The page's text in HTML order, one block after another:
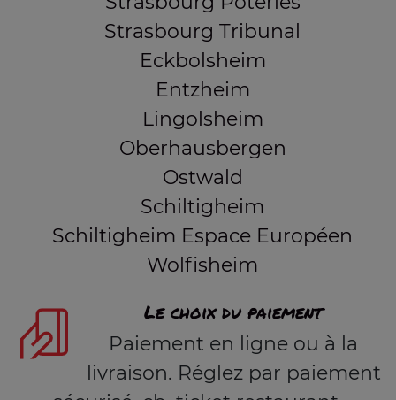
Strasbourg Tribunal
Eckbolsheim
Entzheim
Lingolsheim
Oberhausbergen
Ostwald
Schiltigheim
Schiltigheim Espace Européen
Wolfisheim
Le choix du paiement
Paiement en ligne ou à la
livraison. Réglez par paiement